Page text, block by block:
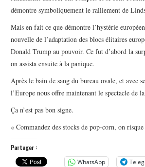
démontre symboliquement le ralliement de
Mais en fait ce que démontre l’hystérie
nouvelle de l’adaptation des blocs élitaires
Donald Trump au pouvoir. Ce fut d’abord la
on assista ensuite à la panique.
Après le bain de sang du bureau ovale, et avec
l’Europe nous offre maintenant le spectacle de
Ça n’est pas bon signe.
« Commandez des stocks de pop-corn, on
Partager :
WhatsApp